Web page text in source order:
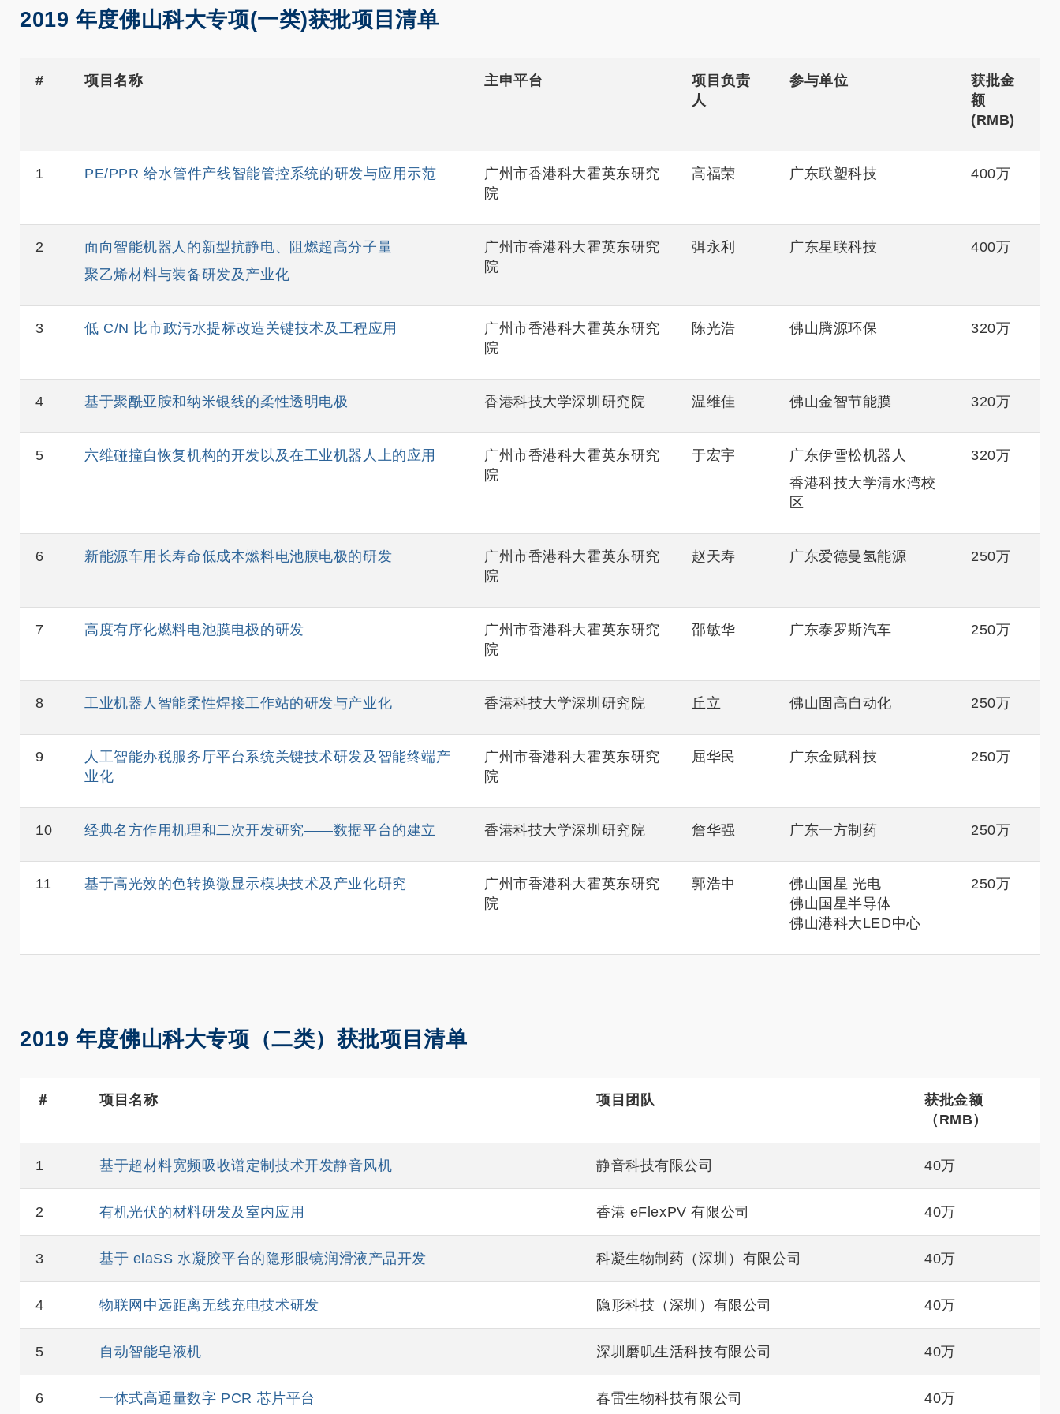
2019 年度佛山科大专项(一类)获批项目清单
# 项目名称 主申平台
项目负责
人
参与单位
获批金
额
(RMB)
1 PE/PPR 给水管件产线智能管控系统的研发与应用示范
广州市香港科大霍英东研究
院
高福荣 广东联塑科技 400万
2
面向智能机器人的新型抗静电、阻燃超高分子量
聚乙烯材料与装备研发及产业化
广州市香港科大霍英东研究
院
弭永利 广东星联科技 400万
3 低 C/N 比市政污水提标改造关键技术及工程应用
广州市香港科大霍英东研究
院
陈光浩 佛山腾源环保 320万
4 基于聚酰亚胺和纳米银线的柔性透明电极 香港科技大学深圳研究院 温维佳 佛山金智节能膜 320万
5 六维碰撞自恢复机构的开发以及在工业机器人上的应用
广州市香港科大霍英东研究
院
于宏宇
广东伊雪松机器人
香港科技大学清水湾校
区
320万
6 新能源车用长寿命低成本燃料电池膜电极的研发
广州市香港科大霍英东研究
院
赵天寿 广东爱德曼氢能源 250万
7 高度有序化燃料电池膜电极的研发
广州市香港科大霍英东研究
院
邵敏华 广东泰罗斯汽车 250万
8 工业机器人智能柔性焊接工作站的研发与产业化 香港科技大学深圳研究院 丘立 佛山固高自动化 250万
9
人工智能办税服务厅平台系统关键技术研发及智能终端产
业化
广州市香港科大霍英东研究
院
屈华民 广东金赋科技 250万
10 经典名方作用机理和二次开发研究——数据平台的建立 香港科技大学深圳研究院 詹华强 广东一方制药 250万
11 基于高光效的色转换微显示模块技术及产业化研究
广州市香港科大霍英东研究
院
郭浩中
佛山国星 光电
佛山国星半导体
佛山港科大LED中心
250万
2019 年度佛山科大专项（二类）获批项目清单
＃ 项目名称 项目团队
获批金额
（RMB）
1 基于超材料宽频吸收谱定制技术开发静音风机 静音科技有限公司 40万
2 有机光伏的材料研发及室内应用 香港 eFlexPV 有限公司 40万
3 基于 elaSS 水凝胶平台的隐形眼镜润滑液产品开发 科凝生物制药（深圳）有限公司 40万
4 物联网中远距离无线充电技术研发 隐形科技（深圳）有限公司 40万
5 自动智能皂液机 深圳磨叽生活科技有限公司 40万
6 一体式高通量数字 PCR 芯片平台 春雷生物科技有限公司 40万